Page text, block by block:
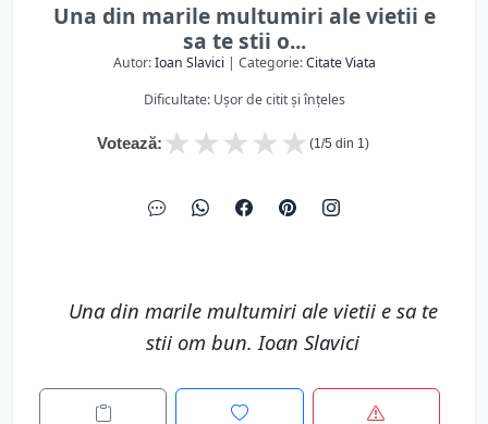
Una din marile multumiri ale vietii e
sa te stii o...
Autor:Ioan Slavici| Categorie:Citate Viata
Dificultate: Ușor de citit și înțeles
Votează: ★
★
★
★
★ (1/5 din 1)
Una din marile multumiri ale vietii e sa te
stii om bun. Ioan Slavici